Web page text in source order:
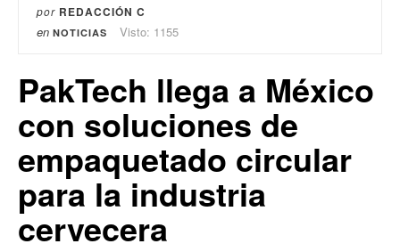
por REDACCIÓN C
en NOTICIAS Visto: 1155
PakTech llega a México
con soluciones de
empaquetado circular
para la industria
cervecera